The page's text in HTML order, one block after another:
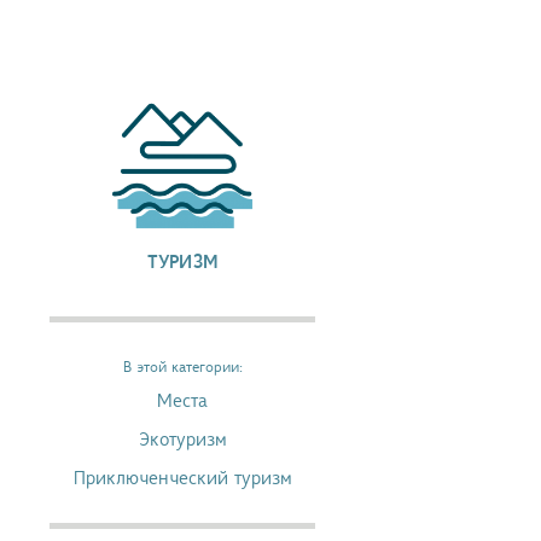
ТУРИЗМ
В этой категории:
Места
Экотуризм
Приключенческий туризм